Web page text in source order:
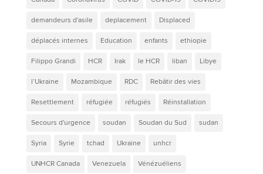
demandeurs d'asile deplacement Displaced
déplacés internes Education enfants ethiopie
Filippo Grandi HCR Irak le HCR liban Libye
l’Ukraine Mozambique RDC Rebâtir des vies
Resettlement réfugiée réfugiés Réinstallation
Secours d'urgence soudan Soudan du Sud sudan
Syria Syrie tchad Ukraine unhcr
UNHCR Canada Venezuela Vénézuéliens